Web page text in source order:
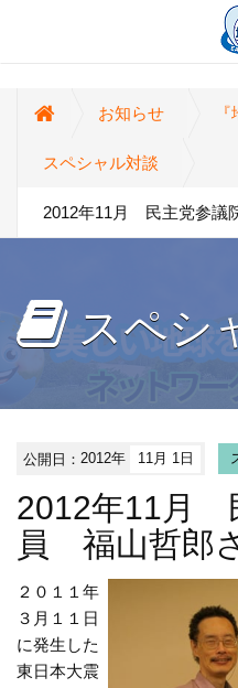
お知らせ
スペシャル対談
2012年11月 民主党参議
スペシ
公開日：2012年 11月 1日
2012年11月
員 福山哲郎
２０１１年
３月１１日
に発生した
東日本大震